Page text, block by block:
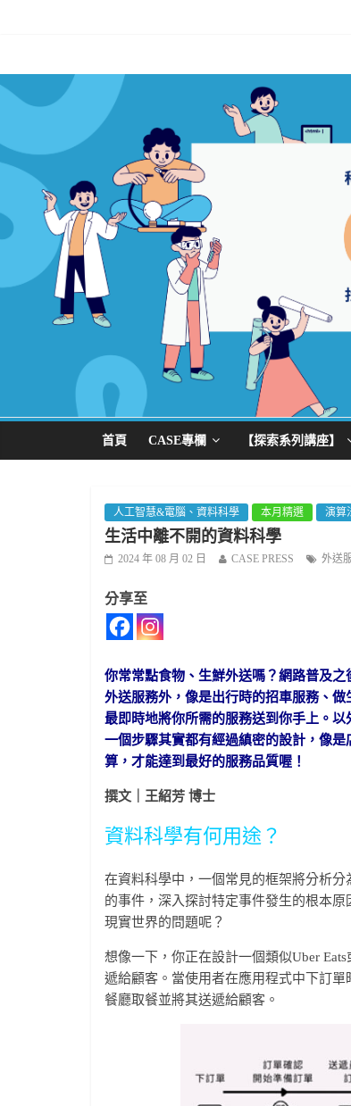
首頁 CASE專欄 【探索系列講座】
人工智慧&電腦、資料科學 本月精選 演算
生活中離不開的資料科學
2024 年 08 月 02 日 CASE PRESS 外送
分享至
你常常點食物、生鮮外送嗎？網路普及
外送服務外，像是出行時的招車服務、
最即時地將你所需的服務送到你手上。
一個步驟其實都有經過縝密的設計，像
算，才能達到最好的服務品質喔！
撰文｜王紹芳 博士
資料科學有何用途？
在資料科學中，一個常見的框架將分析
的事件，深入探討特定事件發生的根本
現實世界的問題呢？
想像一下，你正在設計一個類似Uber
遞給顧客。當使用者在應用程式中下訂
餐廳取餐並將其送遞給顧客。